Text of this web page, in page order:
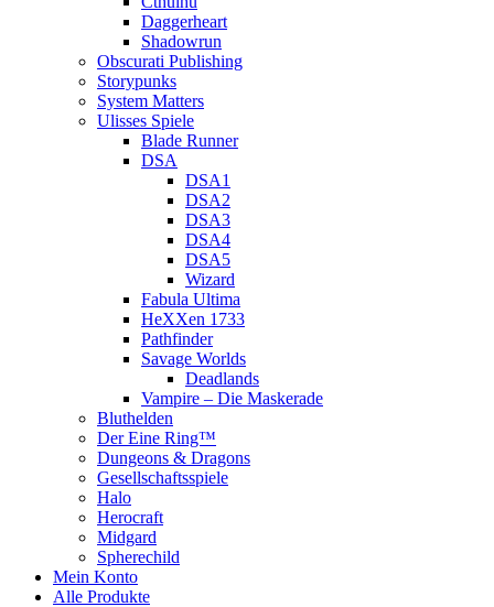
Daggerheart
Shadowrun
Obscurati Publishing
Storypunks
System Matters
Ulisses Spiele
Blade Runner
DSA
DSA1
DSA2
DSA3
DSA4
DSA5
Wizard
Fabula Ultima
HeXXen 1733
Pathfinder
Savage Worlds
Deadlands
Vampire – Die Maskerade
Bluthelden
Der Eine Ring™
Dungeons & Dragons
Gesellschaftsspiele
Halo
Herocraft
Midgard
Spherechild
Mein Konto
Alle Produkte